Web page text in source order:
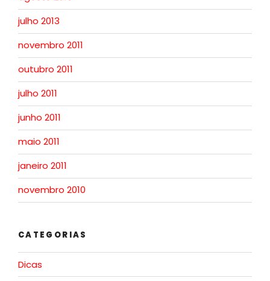
julho 2013
novembro 2011
outubro 2011
julho 2011
junho 2011
maio 2011
janeiro 2011
novembro 2010
CATEGORIAS
Dicas